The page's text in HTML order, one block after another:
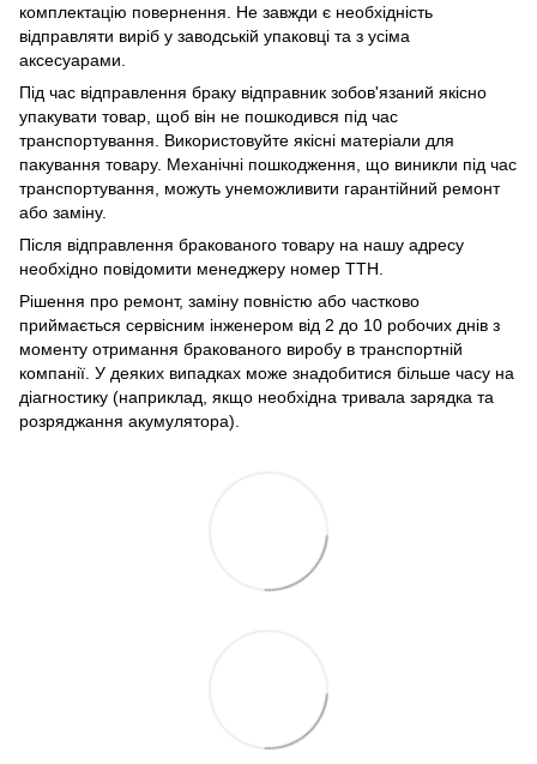
комплектацію повернення. Не завжди є необхідність
відправляти виріб у заводській упаковці та з усіма
аксесуарами.
Під час відправлення браку відправник зобов'язаний якісно
упакувати товар, щоб він не пошкодився під час
транспортування. Використовуйте якісні матеріали для
пакування товару. Механічні пошкодження, що виникли під час
транспортування, можуть унеможливити гарантійний ремонт
або заміну.
Після відправлення бракованого товару на нашу адресу
необхідно повідомити менеджеру номер ТТН.
Рішення про ремонт, заміну повністю або частково
приймається сервісним інженером від 2 до 10 робочих днів з
моменту отримання бракованого виробу в транспортній
компанії. У деяких випадках може знадобитися більше часу на
діагностику (наприклад, якщо необхідна тривала зарядка та
розряджання акумулятора).